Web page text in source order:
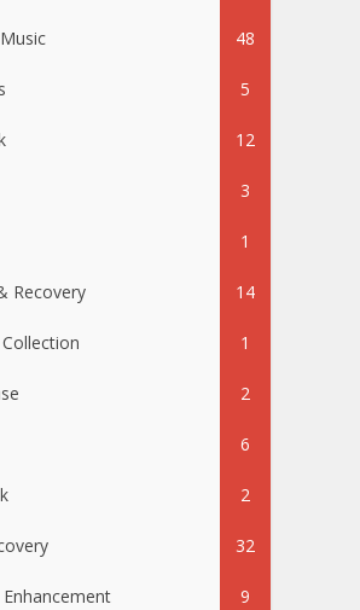
48
5
12
3
1
Recovery 14
1
2
6
2
32
9